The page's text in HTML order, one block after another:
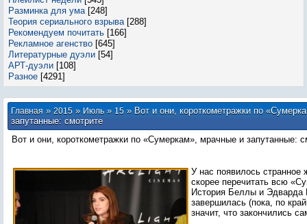
Разминка для ума [248]
Теория сериального взрыва [288]
Рекомендуем почитать [166]
Рекламное агенство [645]
Литературные дуэли [54]
АРТ-дуэли [108]
Разное [4291]
Главная»2015 » Июль » 15» Вот и они, короткометражки по
запутанные: смотрите
Вот и они, короткометражки по «Сумеркам», мрачные и запутанные:
У нас появилось странное
скорее перечитать всю
История Беллы и Эдварда
завершилась (пока, по
значит, что закончились